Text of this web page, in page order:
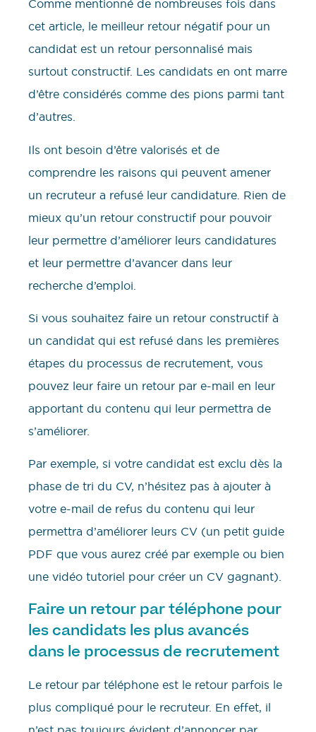
Comme mentionné de nombreuses fois dans
cet article, le meilleur retour négatif pour un
candidat est un retour personnalisé mais
surtout constructif. Les candidats en ont marre
d’être considérés comme des pions parmi tant
d’autres.
Ils ont besoin d’être valorisés et de
comprendre les raisons qui peuvent amener
un recruteur a refusé leur candidature. Rien de
mieux qu’un retour constructif pour pouvoir
leur permettre d’améliorer leurs candidatures
et leur permettre d’avancer dans leur
recherche d’emploi.
Si vous souhaitez faire un retour constructif à
un candidat qui est refusé dans les premières
étapes du processus de recrutement, vous
pouvez leur faire un retour par e-mail en leur
apportant du contenu qui leur permettra de
s’améliorer.
Par exemple, si votre candidat est exclu dès la
phase de tri du CV, n’hésitez pas à ajouter à
votre e-mail de refus du contenu qui leur
permettra d’améliorer leurs CV (un petit guide
PDF que vous aurez créé par exemple ou bien
une vidéo tutoriel pour créer un CV gagnant).
Faire un retour par téléphone pour
les candidats les plus avancés
dans le processus de recrutement
Le retour par téléphone est le retour parfois le
plus compliqué pour le recruteur. En effet, il